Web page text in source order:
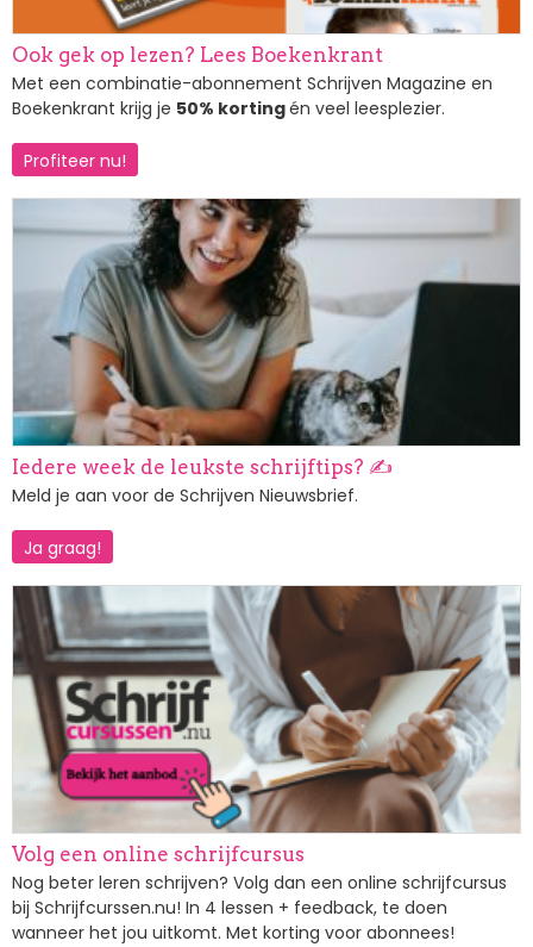
Ook gek op lezen? Lees Boekenkrant
Met een combinatie-abonnement Schrijven Magazine en
Boekenkrant krijg je 50% kortingén veel leesplezier.
Profiteer nu!
Iedere week de leukste schrijftips? ✍️
Meld je aan voor de Schrijven Nieuwsbrief.
Ja graag!
Afbeelding
Volg een online schrijfcursus
Nog beter leren schrijven? Volg dan een online schrijfcursus
bij Schrijfcurssen.nu! In 4 lessen + feedback, te doen
wanneer het jou uitkomt. Met korting voor abonnees!